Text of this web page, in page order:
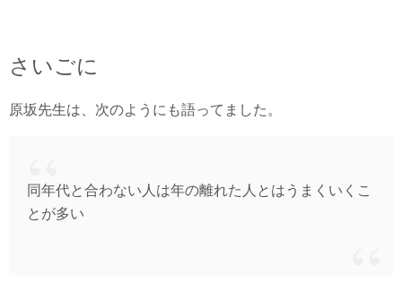
さいごに
原坂先生は、次のようにも語ってました。
同年代と合わない人は年の離れた人とはうまくいくこ
とが多い